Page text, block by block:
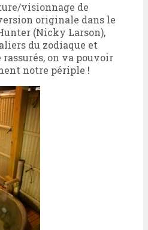
visionnage de
originale dans le
(Nicky Larson),
du zodiaque et
rassurés, on va pouvoir
notre périple !